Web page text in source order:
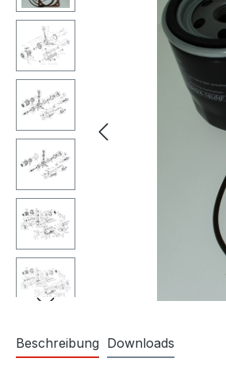
Beschreibung Downloads